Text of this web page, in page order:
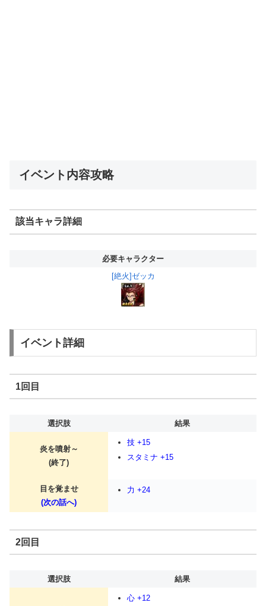
イベント内容攻略
該当キャラ詳細
必要キャラクター
[絶火]ゼッカ
イベント詳細
1回目
選択肢 結果
炎を噴射～
(終了)
技 +15
スタミナ +15
目を覚ませ
(次の話へ)
力 +24
2回目
選択肢 結果
心 +12